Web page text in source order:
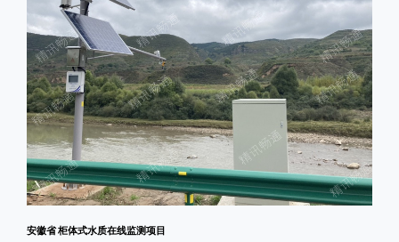
安徽省 柜体式水质在线监测项目